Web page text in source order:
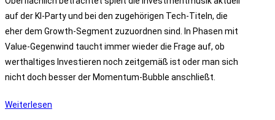
auf der KI-Party und bei den zugehörigen Tech-Titeln, die
eher dem Growth-Segment zuzuordnen sind. In Phasen mit
Value-Gegenwind taucht immer wieder die Frage auf, ob
werthaltiges Investieren noch zeitgemäß ist oder man sich
nicht doch besser der Momentum-Bubble anschließt.
Weiterlesen